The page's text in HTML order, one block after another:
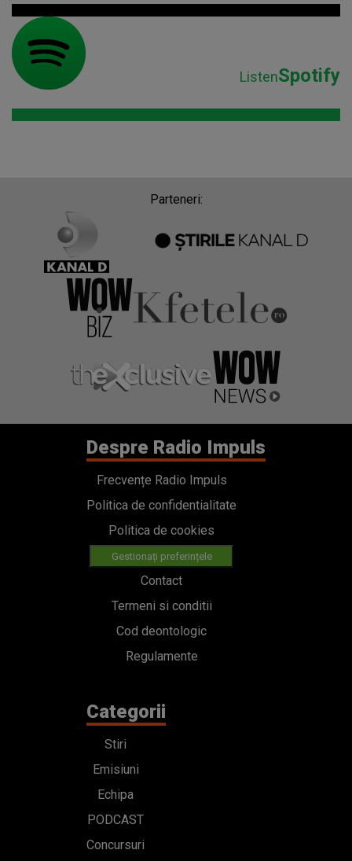
Despre Radio Impuls
Frecvențe Radio Impuls
Politica de confidentialitate
Politica de cookies
Contact
Termeni si conditii
Cod deontologic
Regulamente
Categorii
Stiri
Emisiuni
Echipa
Concursuri
HOT40
Bd. Mărăști 65-67,
Romexpo Intrarea C,